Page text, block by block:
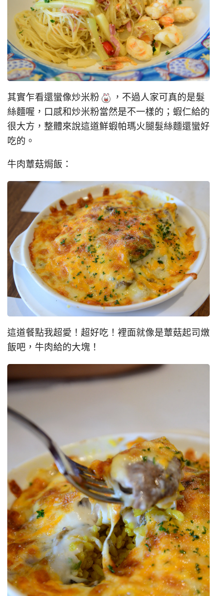
其實乍看還蠻像炒米粉
，不過人家可真的是髮
絲麵喔，口感和炒米粉當然是不一樣的；蝦仁給的
很大方，整體來說這道鮮蝦帕瑪火腿髮絲麵還蠻好
吃的。
牛肉蕈菇焗飯：
這道餐點我超愛！超好吃！裡面就像是蕈菇起司燉
飯吧，牛肉給的大塊！